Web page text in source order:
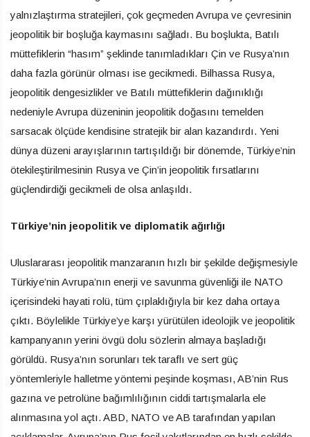
yalnızlaştırma stratejileri, çok geçmeden Avrupa ve çevresinin
jeopolitik bir boşluğa kaymasını sağladı. Bu boşlukta, Batılı
müttefiklerin “hasım” şeklinde tanımladıkları Çin ve Rusya’nın
daha fazla görünür olması ise gecikmedi. Bilhassa Rusya,
jeopolitik dengesizlikler ve Batılı müttefiklerin dağınıklığı
nedeniyle Avrupa düzeninin jeopolitik doğasını temelden
sarsacak ölçüde kendisine stratejik bir alan kazandırdı. Yeni
dünya düzeni arayışlarının tartışıldığı bir dönemde, Türkiye’nin
ötekileştirilmesinin Rusya ve Çin’in jeopolitik fırsatlarını
güçlendirdiği gecikmeli de olsa anlaşıldı.
Türkiye’nin jeopolitik ve diplomatik ağırlığı
Uluslararası jeopolitik manzaranın hızlı bir şekilde değişmesiyle
Türkiye’nin Avrupa’nın enerji ve savunma güvenliği ile NATO
içerisindeki hayati rolü, tüm çıplaklığıyla bir kez daha ortaya
çıktı. Böylelikle Türkiye’ye karşı yürütülen ideolojik ve jeopolitik
kampanyanın yerini övgü dolu sözlerin almaya başladığı
görüldü. Rusya’nın sorunları tek taraflı ve sert güç
yöntemleriyle halletme yöntemi peşinde koşması, AB’nin Rus
gazına ve petrolüne bağımlılığının ciddi tartışmalarla ele
alınmasına yol açtı. ABD, NATO ve AB tarafından yapılan